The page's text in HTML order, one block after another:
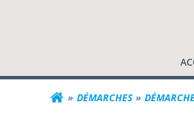
Commune
DÉMARCHES